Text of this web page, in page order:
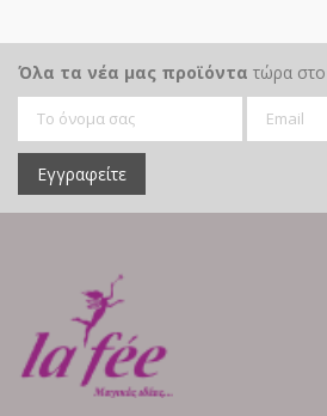
Όλα τα νέα μας προϊόντα τώρα
Εγγραφείτε